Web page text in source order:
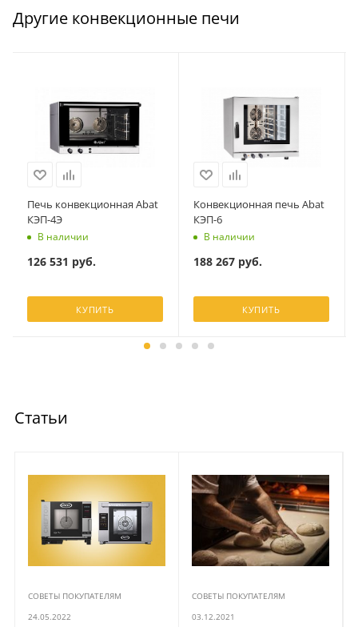
Другие конвекционные печи
Печь конвекционная Abat
КЭП-4Э
В наличии
126 531 руб.
КУПИТЬ
Конвекционная печь Abat
КЭП-6
В наличии
188 267руб.
КУПИТЬ
Статьи
СОВЕТЫ ПОКУПАТЕЛЯМ
24.05.2022
СОВЕТЫ ПОКУПАТЕЛЯМ
03.12.2021